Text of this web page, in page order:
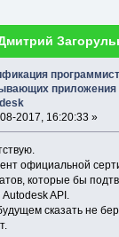
приложения
2017, 16:20:33 »
официальной
которые бы
API.
сказать не